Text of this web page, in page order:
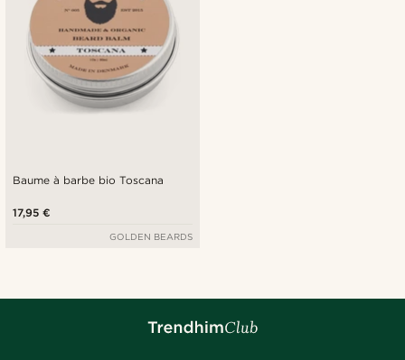
Baume à barbe bio Toscana
17,95 €
GOLDEN BEARDS